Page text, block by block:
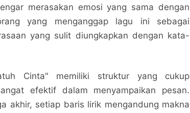
merasakan emosi yang sama dengan
yang menganggap lagu ini sebagai
yang sulit diungkapkan dengan kata-
Cinta" memiliki struktur yang cukup
efektif dalam menyampaikan pesan.
akhir, setiap baris lirik mengandung makna